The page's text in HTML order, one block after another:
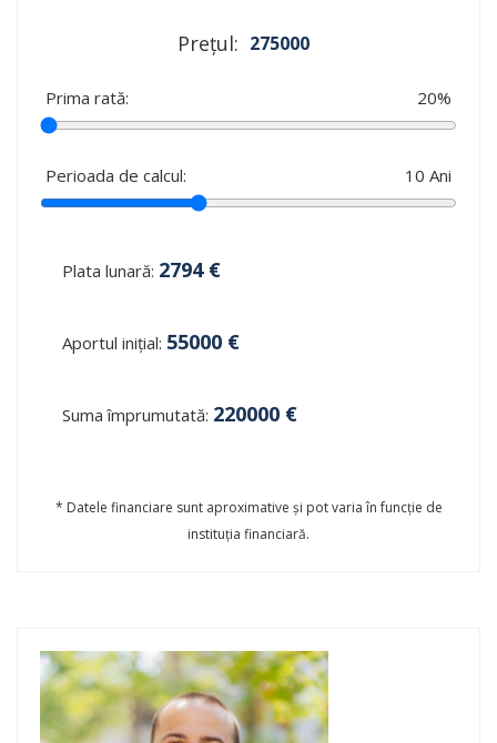
Prețul: 275000
Prima rată: 20%
Perioada de calcul: 10 Ani
Plata lunară: 2794€
Aportul inițial: 55000 €
Suma împrumutată: 220000 €
* Datele financiare sunt aproximative și pot varia în funcție de
instituția financiară.